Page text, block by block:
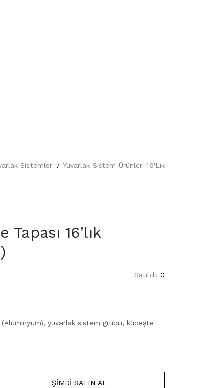
Sistemler Yuvarlak Sistem Ürünleri 16'lık
16’lık
Satıldı: 0
(Aluminyum), yuvarlak sistem grubu, küpeşte
ŞIMDI SATIN AL